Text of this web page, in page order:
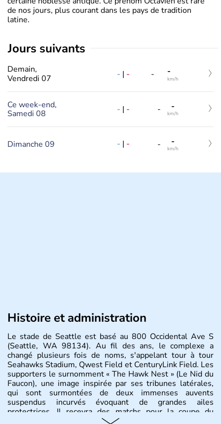
de nos jours, plus courant dans les pays de tradition
latine.
jours suivants
Demain,
Vendredi 07
- | - - -
km/h
Ce week-end,
Samedi 08
- | - - -
km/h
Dimanche 09 - | - - -
km/h
Histoire et administration
Le stade de Seattle est basé au 800 Occidental Ave S
(Seattle, WA 98134). Au fil des ans, le complexe a
changé plusieurs fois de noms, s'appelant tour à tour
Seahawks Stadium, Qwest Field et CenturyLink Field. Les
supporters le surnomment « The Hawk Nest » (Le Nid du
Faucon), une image inspirée par ses tribunes latérales,
qui sont surmontées de deux immenses auvents
suspendus incurvés évoquant de grandes ailes
protectrices. Il recevra des matchs pour la coupe du